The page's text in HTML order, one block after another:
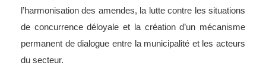
l’harmonisation des amendes, la lutte contre les situations
de concurrence déloyale et la création d’un mécanisme
permanent de dialogue entre la municipalité et les acteurs
du secteur.